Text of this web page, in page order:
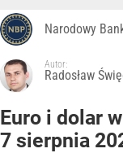
Narodowy
Autor:
Radosław
Euro i dolar
7 sierpnia